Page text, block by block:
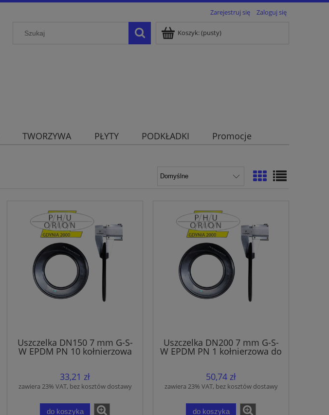
Zarejestruj się Zaloguj się
Koszyk:(pusty)
TWORZYWA PŁYTY PODKŁADKI Promocje
Uszczelka DN150 7 mm G-S-
W EPDM PN 10 kołnierzowa
33,21 zł
zawiera 23% VAT, bez kosztów dostawy
do koszyka
Uszczelka DN200 7 mm G-S-
W EPDM PN 1 kołnierzowa do
50,74 zł
zawiera 23% VAT, bez kosztów dostawy
do koszyka